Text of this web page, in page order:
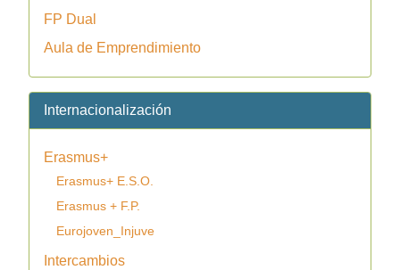
FP Dual
Aula de Emprendimiento
Internacionalización
Erasmus+
Erasmus+ E.S.O.
Erasmus + F.P.
Eurojoven_Injuve
Intercambios